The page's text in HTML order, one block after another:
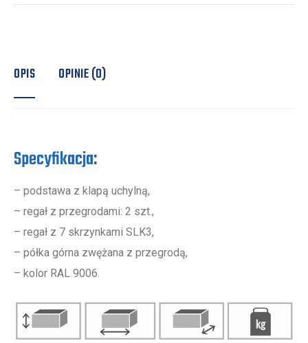
OPIS OPINIE (0)
Specyfikacja:
– podstawa z klapą uchylną,
– regał z przegrodami: 2 szt.,
– regał z 7 skrzynkami SLK3,
– półka górna zwężana z przegrodą,
– kolor RAL 9006.